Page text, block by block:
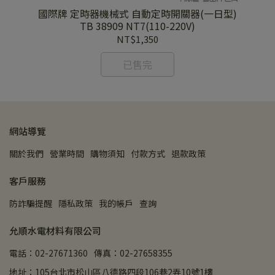
國際牌 定時器機械式 自動定時開關器(一日型)
TB 38909 NT7(110-220V)
NT$1,350
已售完
網站導覽
關於我們 營業時間 購物須知 付款方式 退款政策
客戶服務
防詐騙提醒 隱私政策 我的帳戶 查詢
允順水電材料有限公司
電話：02-27671360 傳真：02-27658355
地址：105台北市松山區八德路四段106巷2弄10號1樓